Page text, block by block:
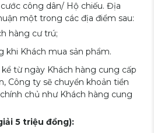
công dân/ Hộ chiếu. Địa
một trong các địa điểm sau:
cư trú;
Khách mua sản phẩm.
từ ngày Khách hàng cung cấp
Công ty sẽ chuyển khoản tiền
chủ như Khách hàng cung
5 triệu đồng):